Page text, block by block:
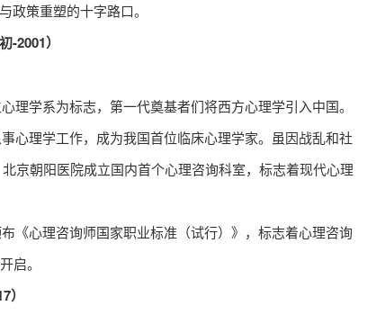
政策重塑的十字路口。
2001）
学系为标志，第一代奠基者们将西方心理学引入中国。
理学工作，成为我国首位临床心理学家。虽因战乱和社
京朝阳医院成立国内首个心理咨询科室，标志着现代心理
心理咨询师国家职业标准（试行）》，标志着心理咨询
启。
牛云
国营销赋能大会发起人、总策划；技